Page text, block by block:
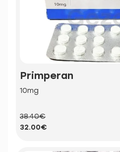
Primperan
10mg
38.40€
32.00€